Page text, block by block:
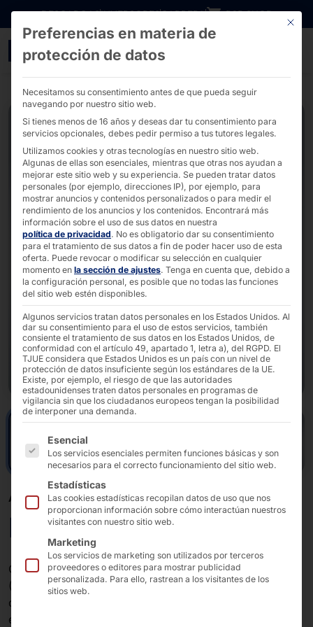
Ir directamente al contenido
DESCARGASINVERSORESCARRERA B2B SHOP
El robusto PC industrial
AKHET® PC INDUSTRIAL
Motion Pro
Con la última tecnología de procesadores Intel®
(12ª/13ª/14ª gen.), 17 conexiones frontales y 5 ranuras
de expansión, el IPC compacto es adecuado para los
escenarios de aplicación más exigentes. El Motion está
Este
Preferencias en materia de
protección de datos
Necesitamos su consentimiento antes de que pueda seguir
navegando por nuestro sitio web.
Si tienes menos de 16 años y deseas dar tu consentimiento para
servicios opcionales, debes pedir permiso a tus tutores legales.
Utilizamos cookies y otras tecnologías en nuestro sitio web.
Algunas de ellas son esenciales, mientras que otras nos ayudan a
mejorar este sitio web y su experiencia. Se pueden tratar datos
personales (por ejemplo, direcciones IP), por ejemplo, para
mostrar anuncios y contenidos personalizados o para medir el
rendimiento de los anuncios y los contenidos. Encontrará más
información sobre el uso de sus datos en nuestra
política de privacidad. No es obligatorio dar su consentimiento
para el tratamiento de sus datos a fin de poder hacer uso de esta
oferta. Puede revocar o modificar su selección en cualquier
momento en la sección de ajustes. Tenga en cuenta que, debido a
la configuración personal, es posible que no todas las funciones
del sitio web estén disponibles.
Algunos servicios tratan datos personales en los Estados Unidos. Al
dar su consentimiento para el uso de estos servicios, también
consiente el tratamiento de sus datos en los Estados Unidos, de
conformidad con el artículo 49, apartado 1, letra a), del RGPD. El
TJUE considera que Estados Unidos es un país con un nivel de
protección de datos insuficiente según los estándares de la UE.
Existe, por ejemplo, el riesgo de que las autoridades
estadounidenses traten datos personales en programas de
vigilancia sin que los ciudadanos europeos tengan la posibilidad
de interponer una demanda.
A continuación se enumeran los grupos de servicios
Esencial
Los servicios esenciales permiten funciones básicas y son
necesarios para el correcto funcionamiento del sitio web.
Estadísticas
Las cookies estadísticas recopilan datos de uso que nos
proporcionan información sobre cómo interactúan nuestros
visitantes con nuestro sitio web.
Marketing
Los servicios de marketing son utilizados por terceros
proveedores o editores para mostrar publicidad
personalizada. Para ello, rastrean a los visitantes de los
sitios web.